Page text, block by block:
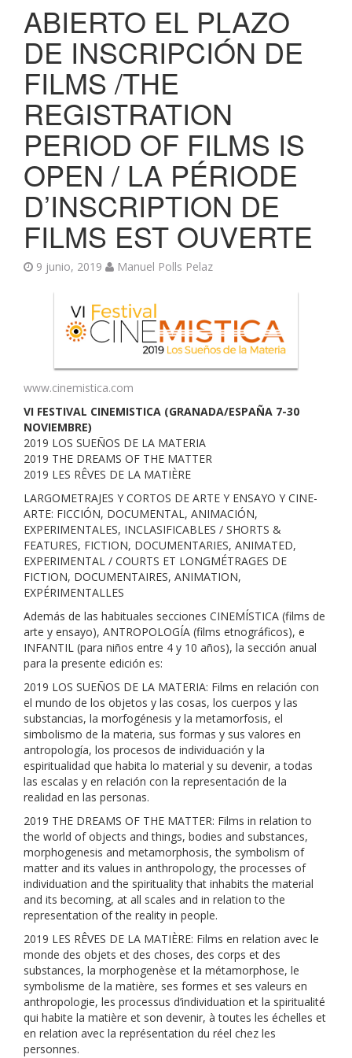
ABIERTO EL PLAZO
DE INSCRIPCIÓN DE
FILMS /THE
REGISTRATION
PERIOD OF FILMS IS
OPEN / LA PÉRIODE
D’INSCRIPTION DE
FILMS EST OUVERTE
9 junio, 2019 Manuel Polls Pelaz
www.cinemistica.com
VI FESTIVAL CINEMISTICA (GRANADA/ESPAÑA 7-30
NOVIEMBRE)
2019 LOS SUEÑOS DE LA MATERIA
2019 THE DREAMS OF THE MATTER
2019 LES RÊVES DE LA MATIÈRE
LARGOMETRAJES Y CORTOS DE ARTE Y ENSAYO Y CINE-
ARTE: FICCIÓN, DOCUMENTAL, ANIMACIÓN,
EXPERIMENTALES, INCLASIFICABLES / SHORTS &
FEATURES, FICTION, DOCUMENTARIES, ANIMATED,
EXPERIMENTAL / COURTS ET LONGMÉTRAGES DE
FICTION, DOCUMENTAIRES, ANIMATION,
EXPÉRIMENTALLES
Además de las habituales secciones CINEMÍSTICA (films de
arte y ensayo), ANTROPOLOGÍA (films etnográficos), e
INFANTIL (para niños entre 4 y 10 años), la sección anual
para la presente edición es:
2019 LOS SUEÑOS DE LA MATERIA: Films en relación con
el mundo de los objetos y las cosas, los cuerpos y las
substancias, la morfogénesis y la metamorfosis, el
simbolismo de la materia, sus formas y sus valores en
antropología, los procesos de individuación y la
espiritualidad que habita lo material y su devenir, a todas
las escalas y en relación con la representación de la
realidad en las personas.
2019 THE DREAMS OF THE MATTER: Films in relation to
the world of objects and things, bodies and substances,
morphogenesis and metamorphosis, the symbolism of
matter and its values in anthropology, the processes of
individuation and the spirituality that inhabits the material
and its becoming, at all scales and in relation to the
representation of the reality in people.
2019 LES RÊVES DE LA MATIÈRE: Films en relation avec le
monde des objets et des choses, des corps et des
substances, la morphogenèse et la métamorphose, le
symbolisme de la matière, ses formes et ses valeurs en
anthropologie, les processus d’individuation et la spiritualité
qui habite la matière et son devenir, à toutes les échelles et
en relation avec la représentation du réel chez les
personnes.